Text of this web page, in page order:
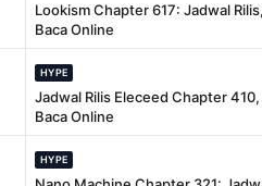
Lookism Chapter 617: Jadwal
Baca Online
HYPE
Jadwal Rilis Eleceed Chapter
Baca Online
HYPE